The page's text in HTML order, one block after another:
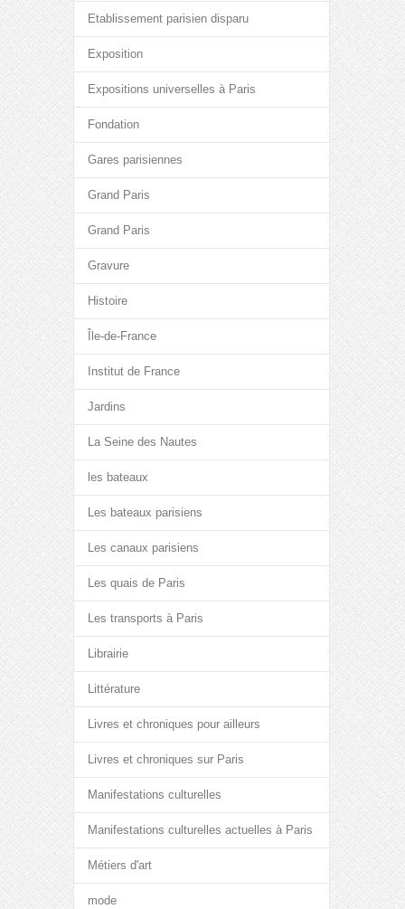
Etablissement parisien disparu
Exposition
Expositions universelles à Paris
Fondation
Gares parisiennes
Grand Paris
Grand Paris
Gravure
Histoire
Île-de-France
Institut de France
Jardins
La Seine des Nautes
les bateaux
Les bateaux parisiens
Les canaux parisiens
Les quais de Paris
Les transports à Paris
Librairie
Littérature
Livres et chroniques pour ailleurs
Livres et chroniques sur Paris
Manifestations culturelles
Manifestations culturelles actuelles à Paris
Métiers d'art
mode